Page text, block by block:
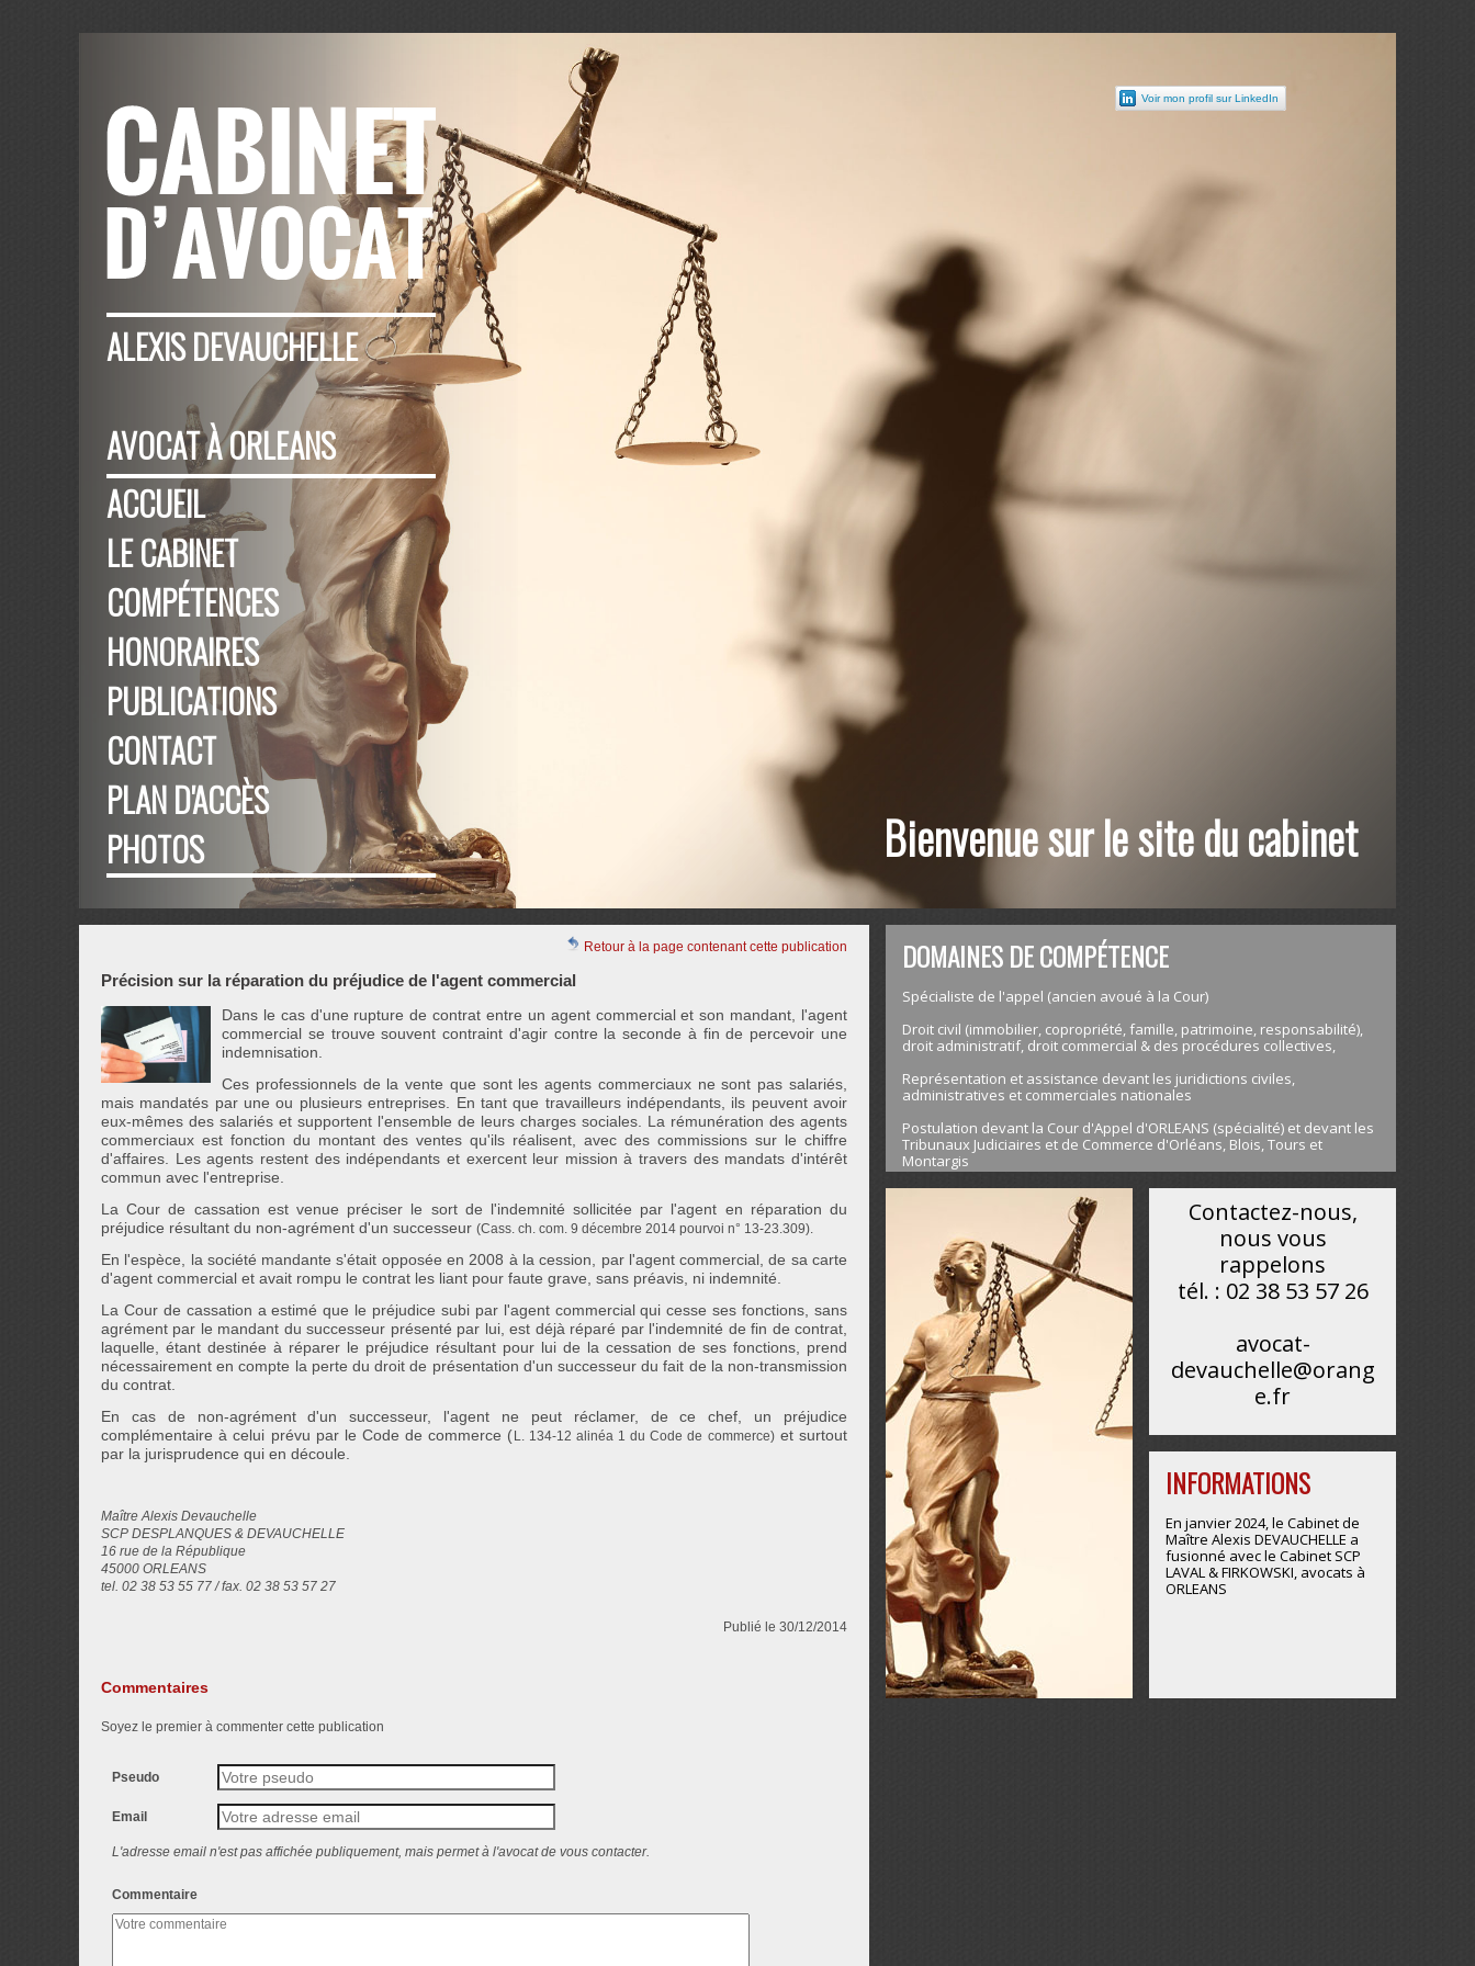
ALEXIS DEVAUCHELLE
AVOCAT À ORLEANS
Bienvenue sur le site du cabinet
Voir mon profil sur LinkedIn
ACCUEIL
LE CABINET
COMPÉTENCES
HONORAIRES
PUBLICATIONS
CONTACT
PLAN D'ACCÈS
PHOTOS
Retour à la page contenant cette publication
Précision sur la réparation du préjudice de l'agent commercial
Dans le cas d'une rupture de contrat entre un agent commercial et son mandant, l'agent
commercial se trouve souvent contraint d'agir contre la seconde à fin de percevoir une
indemnisation.
Ces professionnels de la vente que sont les agents commerciaux ne sont pas salariés,
mais mandatés par une ou plusieurs entreprises. En tant que travailleurs indépendants, ils peuvent avoir
eux-mêmes des salariés et supportent l'ensemble de leurs charges sociales. La rémunération des agents
commerciaux est fonction du montant des ventes qu'ils réalisent, avec des commissions sur le chiffre
d'affaires. Les agents restent des indépendants et exercent leur mission à travers des mandats d'intérêt
commun avec l'entreprise.
La Cour de cassation est venue préciser le sort de l'indemnité sollicitée par l'agent en réparation du
préjudice résultant du non-agrément d'un successeur (Cass. ch. com. 9 décembre 2014 pourvoi n° 13-23.309).
En l'espèce, la société mandante s'était opposée en 2008 à la cession, par l'agent commercial, de sa carte
d'agent commercial et avait rompu le contrat les liant pour faute grave, sans préavis, ni indemnité.
La Cour de cassation a estimé que le préjudice subi par l'agent commercial qui cesse ses fonctions, sans
agrément par le mandant du successeur présenté par lui, est déjà réparé par l'indemnité de fin de contrat,
laquelle, étant destinée à réparer le préjudice résultant pour lui de la cessation de ses fonctions, prend
nécessairement en compte la perte du droit de présentation d'un successeur du fait de la non-transmission
du contrat.
En cas de non-agrément d'un successeur, l'agent ne peut réclamer, de ce chef, un préjudice
complémentaire à celui prévu par le Code de commerce ( L. 134-12 alinéa 1 du Code de commerce)et surtout
par la jurisprudence qui en découle.
Maître Alexis Devauchelle
SCP DESPLANQUES & DEVAUCHELLE
16 rue de la République
45000 ORLEANS
tel. 02 38 53 55 77 / fax. 02 38 53 57 27
Publié le 30/12/2014
Commentaires
Soyez le premier à commenter cette publication
Pseudo
Email
L'adresse email n'est pas affichée publiquement, mais permet à l'avocat de vous contacter.
Commentaire
DOMAINES DE COMPÉTENCE
Spécialiste de l'appel (ancien avoué à la Cour)
Droit civil (immobilier, copropriété, famille, patrimoine, responsabilité),
droit administratif, droit commercial & des procédures collectives,
Représentation et assistance devant les juridictions civiles,
administratives et commerciales nationales
Postulation devant la Cour d'Appel d'ORLEANS (spécialité) et devant les
Tribunaux Judiciaires et de Commerce d'Orléans, Blois, Tours et
Montargis
Contactez-nous,
nous vous
rappelons
tél. : 02 38 53 57 26
avocat-
devauchelle@orang
e.fr
INFORMATIONS
En janvier 2024, le Cabinet de
Maître Alexis DEVAUCHELLE a
fusionné avec le Cabinet SCP
LAVAL & FIRKOWSKI, avocats à
ORLEANS